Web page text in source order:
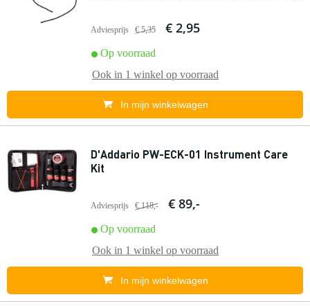
Adviesprijs € 5,35 € 2,95
Op voorraad
Ook in 1 winkel op voorraad
In mijn winkelwagen
D'Addario PW-ECK-01 Instrument Care
Kit
Adviesprijs € 118,- € 89,-
Op voorraad
Ook in 1 winkel op voorraad
In mijn winkelwagen